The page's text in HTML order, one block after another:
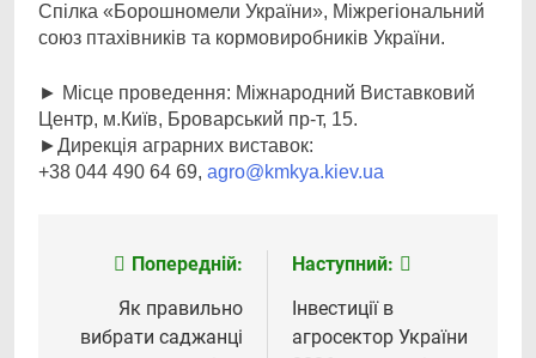
Спілка «Борошномели України», Міжрегіональний
союз птахівників та кормовиробників України.
► Місце проведення: Міжнародний Виставковий
Центр, м.Київ, Броварський пр-т, 15.
►Дирекція аграрних виставок:
+38 044 490 64 69, agro@kmkya.kiev.ua
Навігація
записів
Попередній:
Як правильно
вибрати саджанці
Наступний:
Інвестиції в
агросектор України